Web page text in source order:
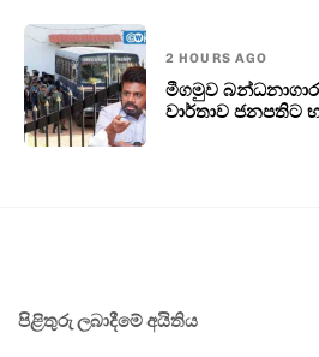
2 HOURS AGO
මීගමුව
වාර්තාව ජනපතිට
පිළිතුරු ලබාදීමේ අයිතිය